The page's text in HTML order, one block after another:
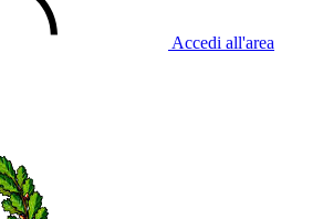
Accedi all'area